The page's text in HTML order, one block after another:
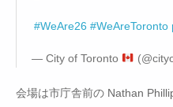
#WeAre26 #WeAreToronto
— City of Toronto
会場は市庁舎前の Nathan